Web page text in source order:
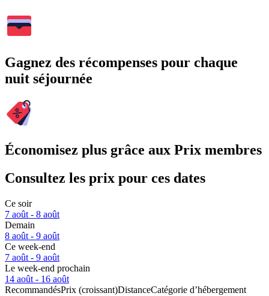
Gagnez des récompenses pour chaque
nuit séjournée
Économisez plus grâce aux Prix membres
Consultez les prix pour ces dates
Ce soir
7 août - 8 août
Demain
8 août - 9 août
Ce week-end
7 août - 9 août
Le week-end prochain
14 août - 16 août
RecommandésPrix (croissant)DistanceCatégorie d’hébergement